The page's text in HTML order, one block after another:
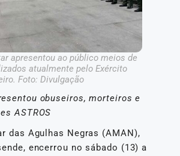
apresentou ao público meios de
atualmente pelo Exército
Foto: Divulgação
obuseiros, morteiros e
ASTROS
das Agulhas Negras (AMAN),
encerrou no sábado (13) a